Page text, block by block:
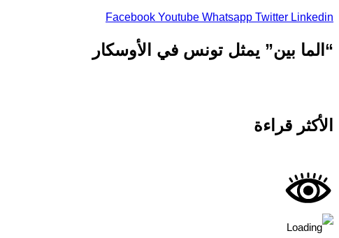
Facebook Youtube Whatsapp Twitter Linkedin
“الما بين” يمثل تونس في الأوسكار
الأكثر قراءة